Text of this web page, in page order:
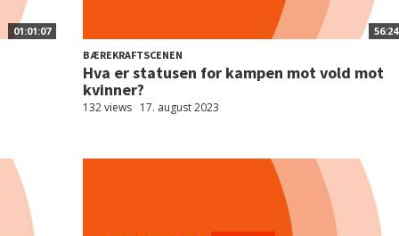
01:01:07
56:24
BÆREKRAFTSCENEN
Hva er statusen for kampen mot vold mot
kvinner?
132 views 17. august 2023